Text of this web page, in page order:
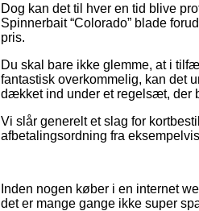
Dog kan det til hver en tid blive
Spinnerbait “Colorado” blade
pris.
Du skal bare ikke glemme, at i
fantastisk overkommelig, kan det
dækket ind under et regelsæt, der
Vi slår generelt et slag for
afbetalingsordning fra
Inden nogen køber i en internet
det er mange gange ikke super